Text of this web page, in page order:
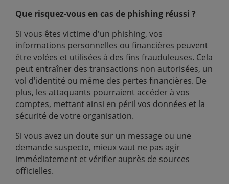
Que risquez-vous en cas de phishing réussi ?
Si vous êtes victime d'un phishing, vos
informations personnelles ou financières peuvent
être volées et utilisées à des fins frauduleuses. Cela
peut entraîner des transactions non autorisées, un
vol d'identité ou même des pertes financières. De
plus, les attaquants pourraient accéder à vos
comptes, mettant ainsi en péril vos données et la
sécurité de votre organisation.
Si vous avez un doute sur un message ou une
demande suspecte, mieux vaut ne pas agir
immédiatement et vérifier auprès de sources
officielles.